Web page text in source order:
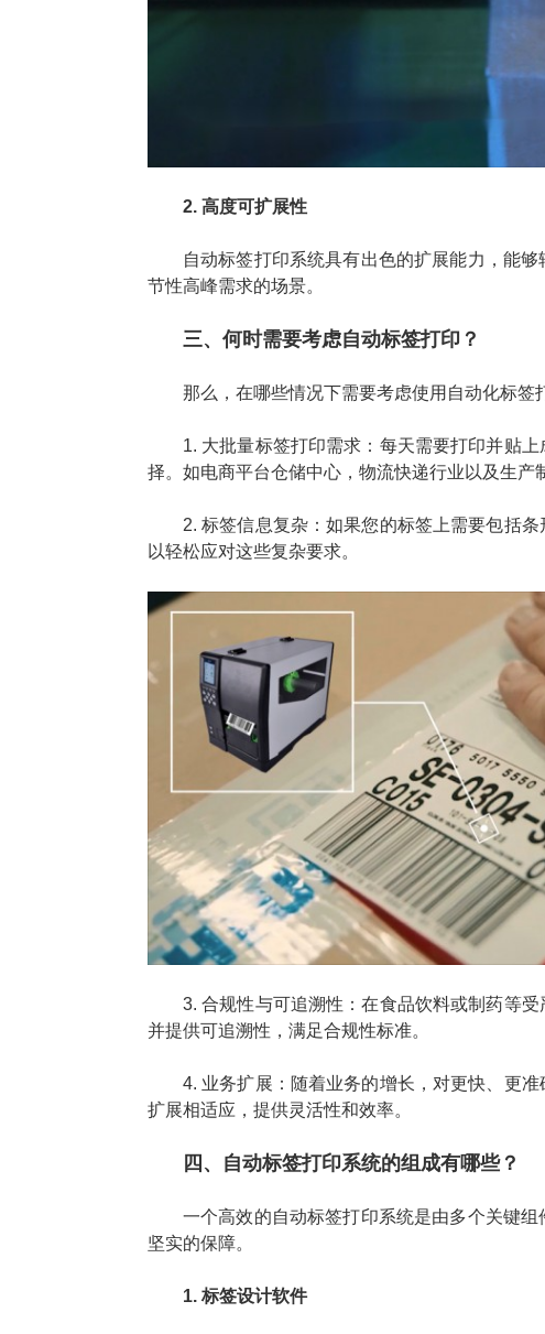
2. 高度可扩展性
自动标签打印系统具有出色的扩展能力，能
节性高峰需求的场景。
三、何时需要考虑自动标签打印？
那么，在哪些情况下需要考虑使用自动化标签
1. 大批量标签打印需求：每天需要打印并贴
择。如电商平台仓储中心，物流快递行业以及生产
2. 标签信息复杂：如果您的标签上需要包括
以轻松应对这些复杂要求。
3. 合规性与可追溯性：在食品饮料或制药等
并提供可追溯性，满足合规性标准。
4. 业务扩展：随着业务的增长，对更快、更
扩展相适应，提供灵活性和效率。
四、自动标签打印系统的组成有哪些？
一个高效的自动标签打印系统是由多个关键
坚实的保障。
1. 标签设计软件